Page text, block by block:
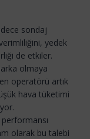
sondaj
yedek
de etkiler.
olmaya
operatörü artık
hava tüketimi
performansı
olarak bu talebi